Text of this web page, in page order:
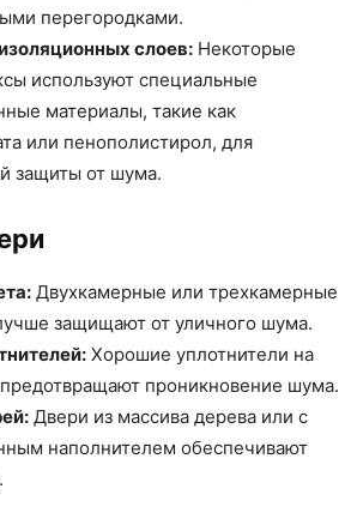
перегородками.
слоев: Некоторые
используют специальные
материалы, такие как
или пенополистирол, для
защиты от шума.
Двухкамерные или трехкамерные
защищают от уличного шума.
Хорошие уплотнители на
проникновение шума.
Двери из массива дерева или с
наполнителем обеспечивают